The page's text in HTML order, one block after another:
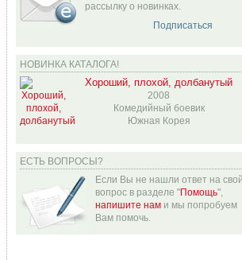
рассылку о новинках.
Подписаться
НОВИНКА КАТАЛОГА!
Хороший, плохой, долбанутый
2008
Комедийный боевик
Южная Корея
ЕСТЬ ВОПРОСЫ?
Если Вы не нашли ответ на свой
вопрос в разделе "Помощь",
напишите нам и мы попробуем
Вам помочь.